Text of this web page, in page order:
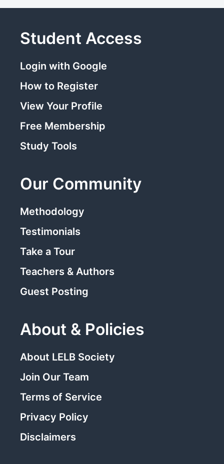
Student Access
Login with Google
How to Register
View Your Profile
Free Membership
Study Tools
Our Community
Methodology
Testimonials
Take a Tour
Teachers & Authors
Guest Posting
About & Policies
About LELB Society
Join Our Team
Terms of Service
Privacy Policy
Disclaimers